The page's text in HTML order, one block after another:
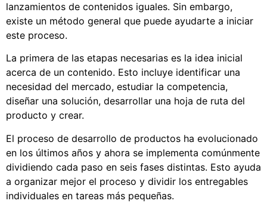
lanzamientos de contenidos iguales. Sin embargo,
existe un método general que puede ayudarte a iniciar
este proceso.
La primera de las etapas necesarias es la idea inicial
acerca de un contenido. Esto incluye identificar una
necesidad del mercado, estudiar la competencia,
diseñar una solución, desarrollar una hoja de ruta del
producto y crear.
El proceso de desarrollo de productos ha evolucionado
en los últimos años y ahora se implementa comúnmente
dividiendo cada paso en seis fases distintas. Esto ayuda
a organizar mejor el proceso y dividir los entregables
individuales en tareas más pequeñas.